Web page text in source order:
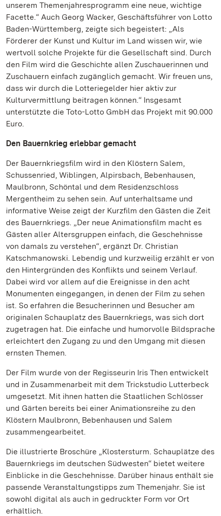
unserem Themenjahresprogramm eine neue, wichtige
Facette.“ Auch Georg Wacker, Geschäftsführer von Lotto
Baden-Württemberg, zeigte sich begeistert: „Als
Förderer der Kunst und Kultur im Land wissen wir, wie
wertvoll solche Projekte für die Gesellschaft sind. Durch
den Film wird die Geschichte allen Zuschauerinnen und
Zuschauern einfach zugänglich gemacht. Wir freuen uns,
dass wir durch die Lotteriegelder hier aktiv zur
Kulturvermittlung beitragen können.“ Insgesamt
unterstützte die Toto-Lotto GmbH das Projekt mit 90.000
Euro.
Den Bauernkrieg erlebbar gemacht
Der Bauernkriegsfilm wird in den Klöstern Salem,
Schussenried, Wiblingen, Alpirsbach, Bebenhausen,
Maulbronn, Schöntal und dem Residenzschloss
Mergentheim zu sehen sein. Auf unterhaltsame und
informative Weise zeigt der Kurzfilm den Gästen die Zeit
des Bauernkriegs. „Der neue Animationsfilm macht es
Gästen aller Altersgruppen einfach, die Geschehnisse
von damals zu verstehen“, ergänzt Dr. Christian
Katschmanowski. Lebendig und kurzweilig erzählt er von
den Hintergründen des Konflikts und seinem Verlauf.
Dabei wird vor allem auf die Ereignisse in den acht
Monumenten eingegangen, in denen der Film zu sehen
ist. So erfahren die Besucherinnen und Besucher am
originalen Schauplatz des Bauernkriegs, was sich dort
zugetragen hat. Die einfache und humorvolle Bildsprache
erleichtert den Zugang zu und den Umgang mit diesen
ernsten Themen.
Der Film wurde von der Regisseurin Iris Then entwickelt
und in Zusammenarbeit mit dem Trickstudio Lutterbeck
umgesetzt. Mit ihnen hatten die Staatlichen Schlösser
und Gärten bereits bei einer Animationsreihe zu den
Klöstern Maulbronn, Bebenhausen und Salem
zusammengearbeitet.
Die illustrierte Broschüre „Klostersturm. Schauplätze des
Bauernkriegs im deutschen Südwesten“ bietet weitere
Einblicke in die Geschehnisse. Darüber hinaus enthält sie
passende Veranstaltungstipps zum Themenjahr. Sie ist
sowohl digital als auch in gedruckter Form vor Ort
erhältlich.